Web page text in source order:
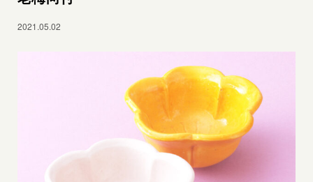
フォトギャラリー
アクセスマップ
2021.05.02